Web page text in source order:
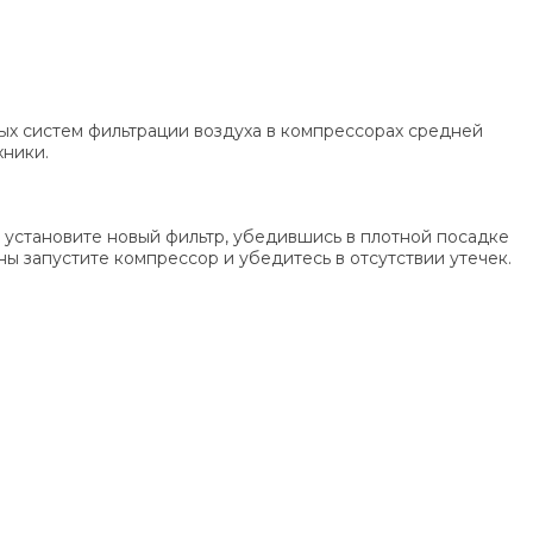
фильтрации воздуха в компрессорах средней
новый фильтр, убедившись в плотной посадке
компрессор и убедитесь в отсутствии утечек.